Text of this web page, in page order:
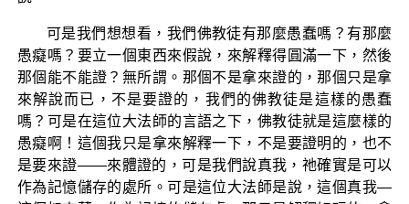
可是我們想想看，我們佛教徒有那麼愚蠢嗎？有那麼
愚癡嗎？要立一個東西來假說，來解釋得圓滿一下，然後
那個能不能證？無所謂。那個不是拿來證的，那個只是拿
來解說而已，不是要證的，我們的佛教徒是這樣的愚蠢
嗎？可是在這位大法師的言語之下，佛教徒就是這麼樣的
愚癡啊！這個我只是拿來解釋一下，不是要證明的，也不
是要來證——來體證的，可是我們說真我，祂確實是可以
作為記憶儲存的處所。可是這位大法師是說，這個真我—